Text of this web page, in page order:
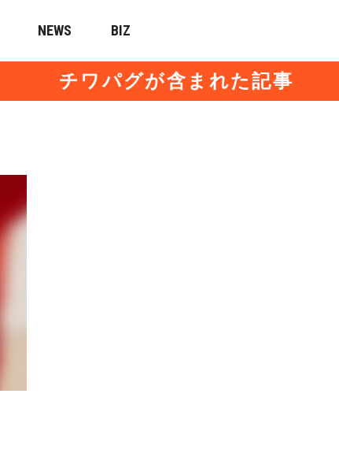
NEWS BIZ
チワパグが含まれた記事